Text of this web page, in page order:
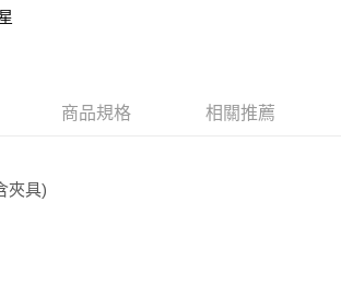
AFTEE先享後付」後，將跳轉至「AFTEE先享後付」
您將收到繳費通知簡訊。
含以上)免運費
商品規格 相關推薦
夾具)